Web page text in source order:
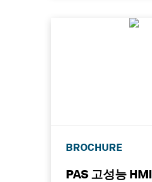
BROCHURE
PAS 고성능 HMI